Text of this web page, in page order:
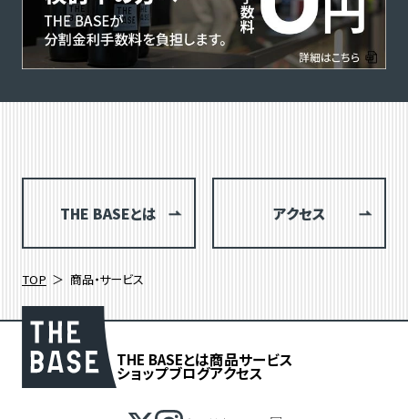
THE BASEとは アクセス
TOP 商品・サービス
THE BASEとは商品サービス
ショップブログアクセス